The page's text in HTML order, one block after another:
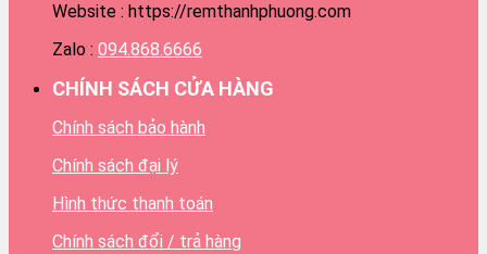
Website : https://remthanhphuong.com
Zalo : 094.868.6666
CHÍNH SÁCH CỬA HÀNG
Chính sách bảo hành
Chính sách đại lý
Hình thức thanh toán
Chính sách đổi / trả hàng